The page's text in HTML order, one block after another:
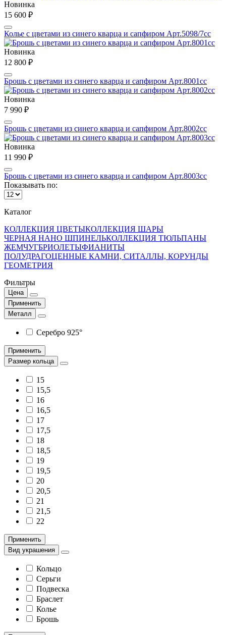
Новинка
15 600 ₽
Колье с цветами из синего кварца и сапфиром Арт.5098/7сс
Новинка
12 800 ₽
Брошь с цветами из синего кварца и сапфиром Арт.8001сс
Новинка
7 990 ₽
Брошь с цветами из синего кварца и сапфиром Арт.8002сс
Новинка
11 990 ₽
Брошь с цветами из синего кварца и сапфиром Арт.8003сс
Показывать по:
Каталог
КОЛЛЕКЦИЯ ЦВЕТЫКОЛЛЕКЦИЯ ШАРЫ
ЧЕРНАЯ НАНО ШПИНЕЛЬКОЛЛЕКЦИЯ ТЮЛЬПАНЫ
ЖЕМЧУГБРИОЛЕТЫФИАНИТЫ
ПОЛУДРАГОЦЕННЫЕ КАМНИ, СИТАЛЛЫ, КОРУНДЫ
ГЕОМЕТРИЯ
Фильтры
Цена
Применить
Металл
Серебро 925°
Применить
Размер кольца
15
15,5
16
16,5
17
17,5
18
18,5
19
19,5
20
20,5
21
21,5
22
Применить
Вид украшения
Кольцо
Серьги
Подвеска
Браслет
Колье
Брошь